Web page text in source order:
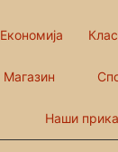
Економија
Магазин
Наши